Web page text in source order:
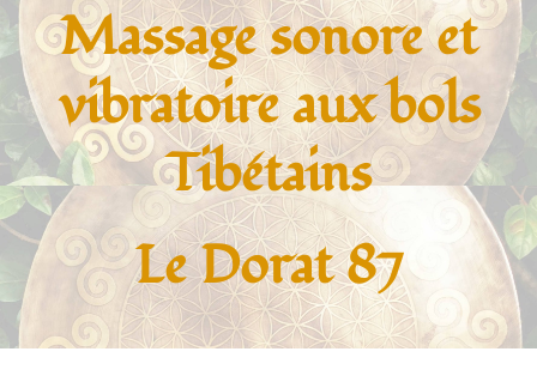
Massage sonore et
vibratoire aux bols
Tibétains
Le Dorat 87